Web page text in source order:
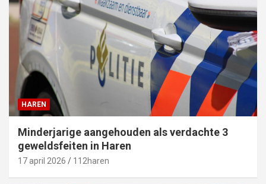
HAREN
Minderjarige aangehouden als verdachte 3
geweldsfeiten in Haren
17 april 2026 112haren